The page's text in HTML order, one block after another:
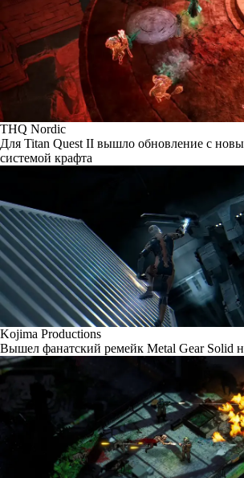
THQ Nordic
Для Titan Quest II вышло обновление с
системой крафта
Kojima Productions
Вышел фанатский ремейк Metal Gear Solid